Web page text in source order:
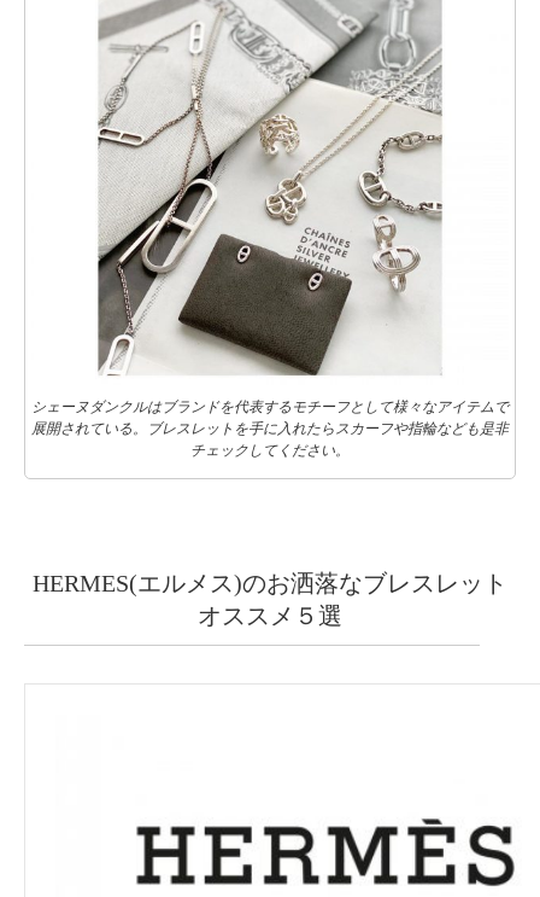
シェーヌダンクルはブランドを代表するモチーフとして様々なアイテムで
展開されている。ブレスレットを手に入れたらスカーフや指輪なども是非
チェックしてください。
HERMES(エルメス)のお洒落なブレスレット
オススメ５選